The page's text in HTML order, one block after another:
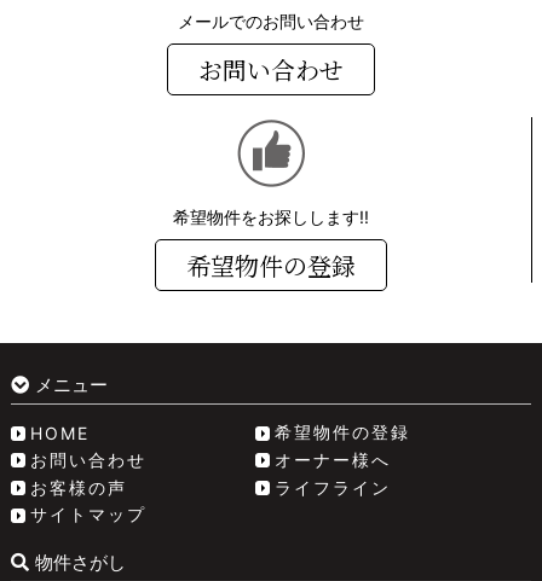
メールでのお問い合わせ
お問い合わせ
希望物件をお探しします!!
希望物件の登録
メニュー
HOME
希望物件の登録
お問い合わせ
オーナー様へ
お客様の声
ライフライン
サイトマップ
物件さがし